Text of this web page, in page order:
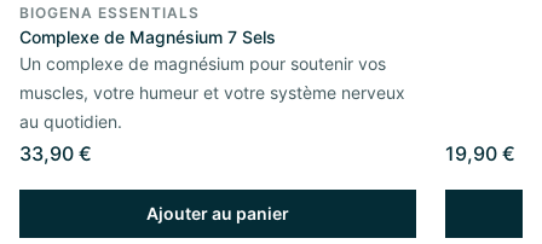
BIOGENA ESSENTIALS
Complexe de Magnésium 7 Sels
Un complexe de magnésium pour soutenir vos
muscles, votre humeur et votre système nerveux
au quotidien.
33,90 €
Ajouter au panier
19,90 €